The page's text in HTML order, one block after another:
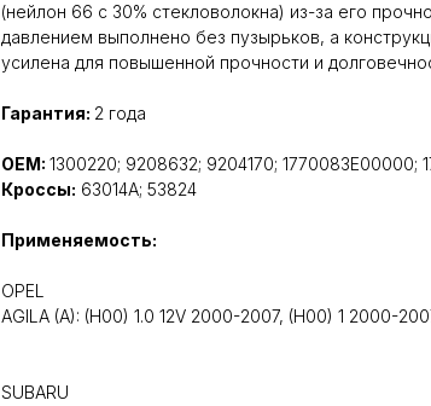
(нейлон 66 с 30% стекловолокна) из-за его
давлением выполнено без пузырьков, а
усилена для повышенной прочности и
Гарантия: 2 года
OEM: 1300220; 9208632; 9204170; 1770083E00000;
Кроссы: 63014A; 53824
Применяемость:
OPEL
AGILA (A): (H00) 1.0 12V 2000-2007, (H00) 1 2000-
SUBARU